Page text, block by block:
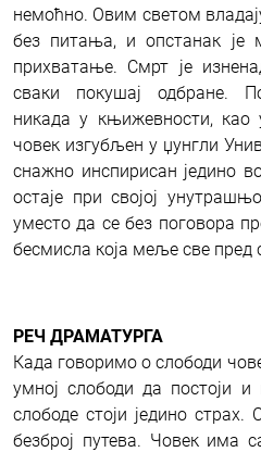
немоћно. Овим светом
без питања, и опстанак је
прихватање. Смрт је
сваки покушај одбране.
никада у књижевности, као
човек изгубљен у џунгли
снажно инспирисан једино
остаје при својој
уместо да се без поговора
бесмисла која меље све пред
РЕЧ ДРАМАТУРГА
Када говоримо о слободи
умној слободи да постоји
слободе стоји једино
безброј путева. Човек има